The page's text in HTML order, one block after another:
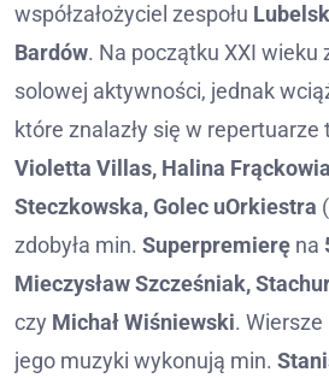
współzałożyciel zespołu
Bardów. Na początku XXI wieku
solowej aktywności, jednak
które znalazły się w repertuarze
Violetta Villas, Halina
Steczkowska, Golec uOrkiestra
zdobyła min. Superpremierę na
Mieczysław Szcześniak,
czy Michał Wiśniewski. Wiersze
jego muzyki wykonują min.